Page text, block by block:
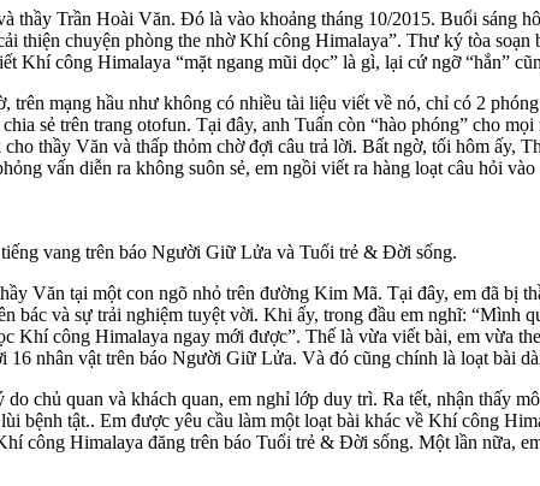
thầy Trần Hoài Văn. Đó là vào khoảng tháng 10/2015. Buổi sáng
chuyện phòng the nhờ Khí công Himalaya”. Thư ký tòa soạn
Khí công Himalaya “mặt ngang mũi dọc” là gì, lại cứ ngỡ “hắn”
mạng hầu như không có nhiều tài liệu viết về nó, chỉ có 2
sẻ trên trang otofun. Tại đây, anh Tuấn còn “hào phóng” cho
thầy Văn và thấp thỏm chờ đợi câu trả lời. Bất ngờ, tối hôm ấy,
vấn diễn ra không suôn sẻ, em ngồi viết ra hàng loạt câu hỏi
vang trên báo Người Giữ Lửa và Tuổi trẻ & Đời sống.
Văn tại một con ngõ nhỏ trên đường Kim Mã. Tại đây, em đã bị
bác và sự trải nghiệm tuyệt vời. Khi ấy, trong đầu em nghĩ: “Mình
Khí công Himalaya ngay mới được”. Thế là vừa viết bài, em vừa
nhân vật trên báo Người Giữ Lửa. Và đó cũng chính là loạt bài
chủ quan và khách quan, em nghỉ lớp duy trì. Ra tết, nhận thấy
bệnh tật.. Em được yêu cầu làm một loạt bài khác về Khí công
công Himalaya đăng trên báo Tuổi trẻ & Đời sống. Một lần nữa,